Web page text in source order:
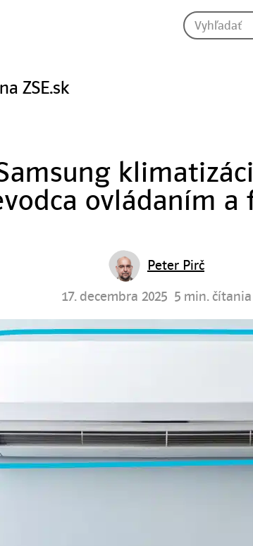
ZSE.sk
ovládaním a
Peter Pirč
17. decembra 2025 5 min. čítania